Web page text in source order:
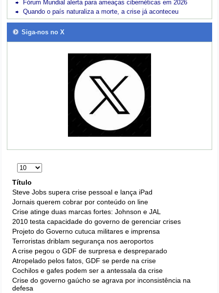
Fórum Mundial alerta para ameaças cibernéticas em 2026
Quando o país naturaliza a morte, a crise já aconteceu
Siga-nos no X
Exibir
#
Título
Steve Jobs supera crise pessoal e lança iPad
Jornais querem cobrar por conteúdo on line
Crise atinge duas marcas fortes: Johnson e JAL
2010 testa capacidade do governo de gerenciar crises
Projeto do Governo cutuca militares e imprensa
Terroristas driblam segurança nos aeroportos
A crise pegou o GDF de surpresa e despreparado
Atropelado pelos fatos, GDF se perde na crise
Cochilos e gafes podem ser a antessala da crise
Crise do governo gaúcho se agrava por inconsistência na
defesa